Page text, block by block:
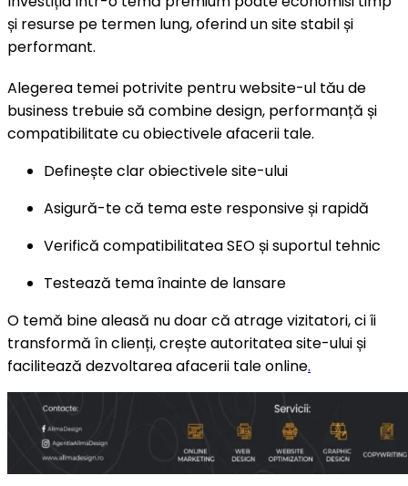
și resurse pe termen lung, oferind un site stabil și
performant.
Alegerea temei potrivite pentru website-ul tău de
business trebuie să combine design, performanță și
compatibilitate cu obiectivele afacerii tale.
Definește clar obiectivele site-ului
Asigură-te că tema este responsive și rapidă
Verifică compatibilitatea SEO și suportul tehnic
Testează tema înainte de lansare
O temă bine aleasă nu doar că atrage vizitatori, ci îi
transformă în clienți, crește autoritatea site-ului și
facilitează dezvoltarea afacerii tale online.